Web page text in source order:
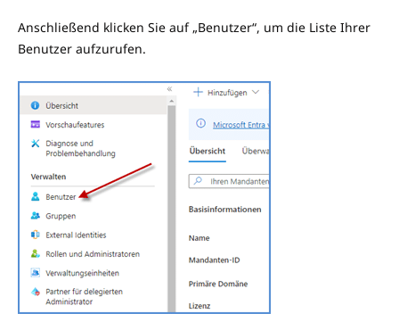
Anschließend klicken Sie auf „Benutzer“, um die Liste Ihrer
Benutzer aufzurufen.